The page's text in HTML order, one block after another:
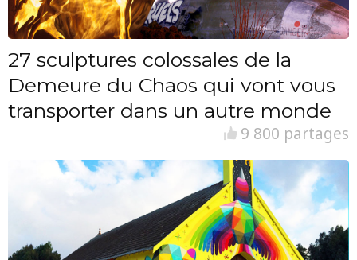
27 sculptures colossales de la
Demeure du Chaos qui vont vous
transporter dans un autre monde
9 800 partages